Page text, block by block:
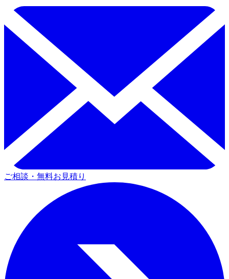
ご相談・無料お見積り